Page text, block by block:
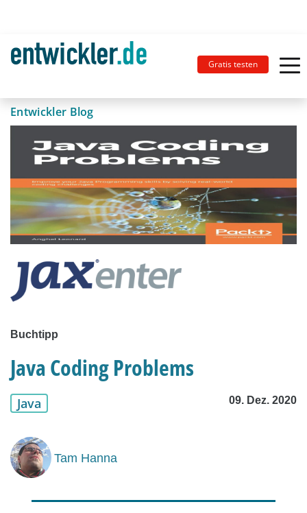
Gratis testen
Entwickler Blog
Buchtipp
Java Coding Problems
Java 09. Dez. 2020
Tam Hanna